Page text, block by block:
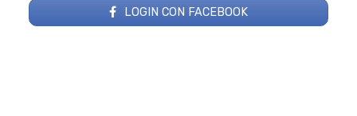
LOGIN CON FACEBOOK